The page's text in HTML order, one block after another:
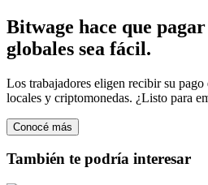
Bitwage hace que
globales sea fácil.
Los trabajadores eligen recibir su pago
locales y criptomonedas. ¿Listo para
Conocé más
También te podría interesar